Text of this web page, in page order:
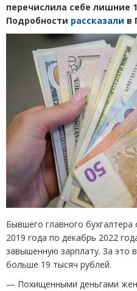
перечислила себе лишние
Подробности рассказали в
Бывшего главного
2019 года по декабрь 2022
завышенную зарплату. За это
больше 19 тысяч рублей.
— Похищенными деньгами